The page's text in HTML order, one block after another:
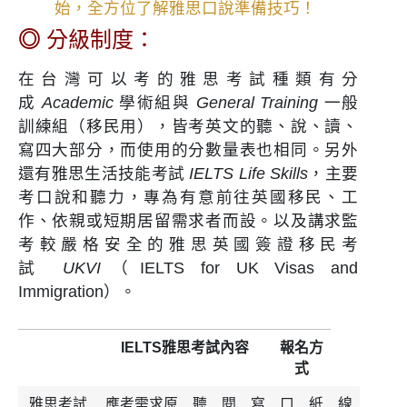
始，全方位了解雅思口說準備技巧！
◎ 分級制度：
在台灣可以考的雅思考試種類有分
成 Academic學術組與 General Training 一般
訓練組（移民用），皆考英文的聽、說、讀、
寫四大部分，而使用的分數量表也相同。另外
還有雅思生活技能考試 IELTS Life Skills ，主要
考口說和聽力，專為有意前往英國移民、工
作、依親或短期居留需求者而設。以及講求監
考較嚴格安全的雅思英國簽證移民考
試 UKVI（IELTS for UK Visas and
Immigration）。
IELTS雅思考試內容
報名方
式
雅思考試 應考需求原 聽 閱 寫 口 紙 線